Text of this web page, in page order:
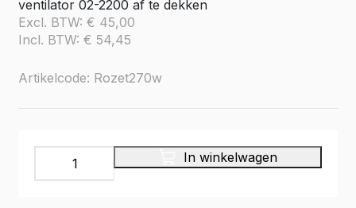
ventilator 02-2200 af te dekken
Excl. BTW: € 45,00
Incl. BTW: € 54,45
Artikelcode: Rozet270w
Binnenrozet
In winkelwagen